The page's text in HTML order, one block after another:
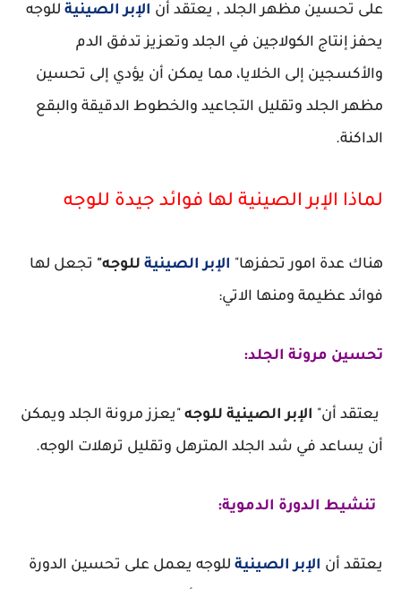
على تحسين مظهر الجلد , يعتقد أن الإبر الصينية للوجه
يحفز إنتاج الكولاجين في الجلد وتعزيز تدفق الدم
والأكسجين إلى الخلايا، مما يمكن أن يؤدي إلى تحسين
مظهر الجلد وتقليل التجاعيد والخطوط الدقيقة والبقع
الداكنة.
لماذا الإبر الصينية لها فوائد جيدة للوجه
هناك عدة امور تحفزها" الإبر الصينية للوجه" تجعل لها
فوائد عظيمة ومنها الاتي:
تحسين مرونة الجلد:
يعتقد أن" الإبر الصينية للوجه "يعزز مرونة الجلد ويمكن
أن يساعد في شد الجلد المترهل وتقليل ترهلات الوجه.
تنشيط الدورة الدموية:
يعتقد أن الإبر الصينية للوجه يعمل على تحسين الدورة